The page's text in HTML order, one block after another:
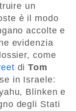
un
è il modo
accolte e
evidenzia
come
diTom
in Israele:
Blinken e
degli Stati